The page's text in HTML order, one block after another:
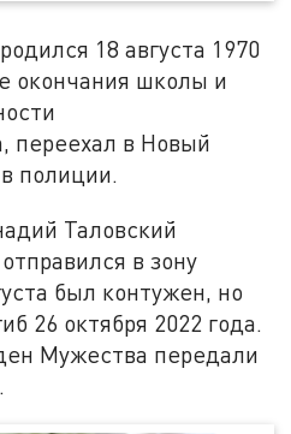
18 августа 1970
окончания школы и
переехал в Новый
полиции.
Таловский
в зону
был контужен, но
26 октября 2022 года.
Мужества передали